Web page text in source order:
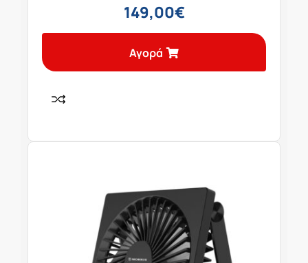
149,00€
Αγορά